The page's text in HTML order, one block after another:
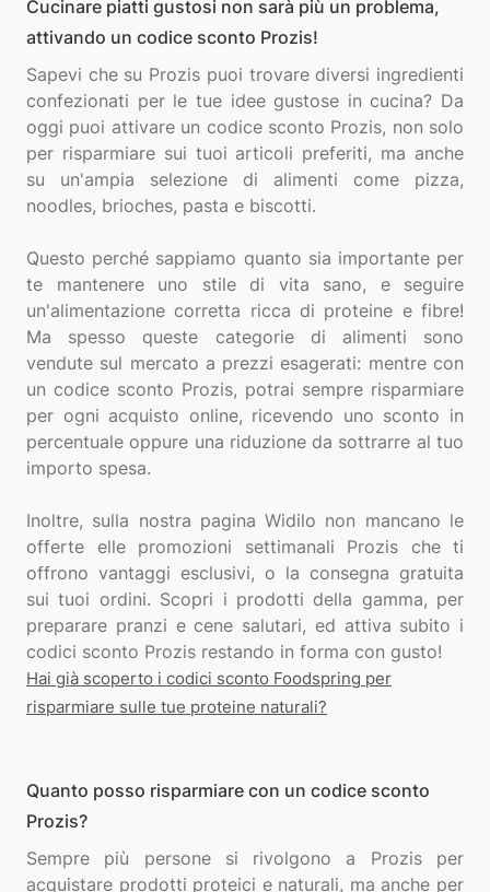
Cucinare piatti gustosi non sarà più un problema,
attivando un codice sconto Prozis!
Sapevi che su Prozis puoi trovare diversi ingredienti
confezionati per le tue idee gustose in cucina? Da
oggi puoi attivare un codice sconto Prozis, non solo
per risparmiare sui tuoi articoli preferiti, ma anche
su un'ampia selezione di alimenti come pizza,
noodles, brioches, pasta e biscotti.
Questo perché sappiamo quanto sia importante per
te mantenere uno stile di vita sano, e seguire
un'alimentazione corretta ricca di proteine e fibre!
Ma spesso queste categorie di alimenti sono
vendute sul mercato a prezzi esagerati: mentre con
un codice sconto Prozis, potrai sempre risparmiare
per ogni acquisto online, ricevendo uno sconto in
percentuale oppure una riduzione da sottrarre al tuo
importo spesa.
Inoltre, sulla nostra pagina Widilo non mancano le
offerte elle promozioni settimanali Prozis che ti
offrono vantaggi esclusivi, o la consegna gratuita
sui tuoi ordini. Scopri i prodotti della gamma, per
preparare pranzi e cene salutari, ed attiva subito i
Hai già scoperto i codici sconto Foodspring per
risparmiare sulle tue proteine naturali?
Quanto posso risparmiare con un codice sconto
Prozis?
Sempre più persone si rivolgono a Prozis per
acquistare prodotti proteici e naturali, ma anche per